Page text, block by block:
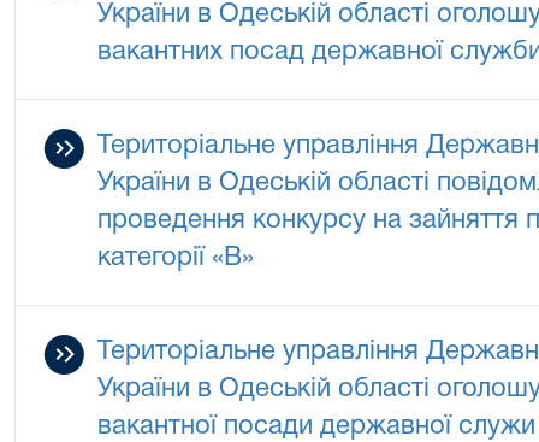
України в Одеській області
вакантних посад державної служби
Територіальне управління
України в Одеській області
проведення конкурсу на зайняття
категорії «В»
Територіальне управління
України в Одеській області
вакантної посади державної служи